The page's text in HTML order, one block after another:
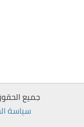
جميع الحقوق
سياسة